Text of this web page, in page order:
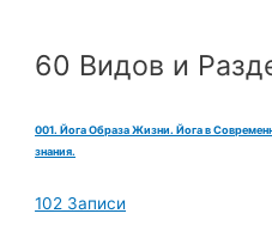
60 Видов и
001. Йога Образа Жизни. Йога в
знания.
102 Записи